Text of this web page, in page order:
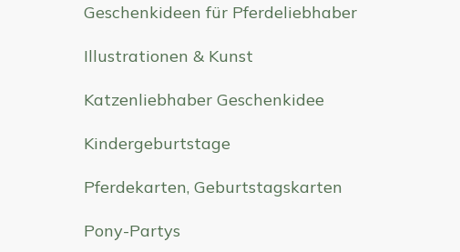
Geschenkideen für Pferdeliebhaber
Illustrationen & Kunst
Katzenliebhaber Geschenkidee
Kindergeburtstage
Pferdekarten, Geburtstagskarten
Pony-Partys